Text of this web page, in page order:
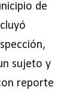
de
sujeto y
reporte